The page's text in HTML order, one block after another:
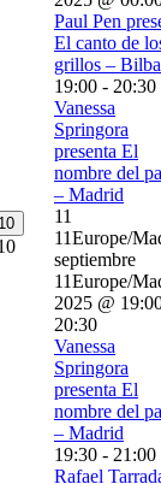
10
Paul Pen
El canto de
grillos –
19:00 - 20:30
Vanessa
Springora
presenta El
nombre del
– Madrid
11
11Europe/
septiembre
11Europe/
2025 @
20:30
Vanessa
Springora
presenta El
nombre del
– Madrid
19:30 - 21:00
Rafael